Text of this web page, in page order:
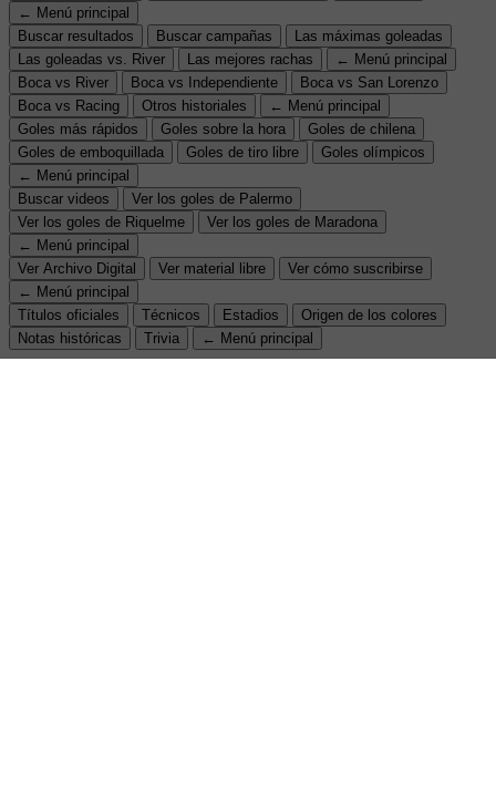
← Menú principal
Buscar resultados
Buscar campañas
Las máximas goleadas
Las goleadas vs. River
Las mejores rachas
← Menú principal
Boca vs River
Boca vs Independiente
Boca vs San Lorenzo
Boca vs Racing
Otros historiales
← Menú principal
Goles más rápidos
Goles sobre la hora
Goles de chilena
Goles de emboquillada
Goles de tiro libre
Goles olímpicos
← Menú principal
Buscar videos
Ver los goles de Palermo
Ver los goles de Riquelme
Ver los goles de Maradona
← Menú principal
Ver Archivo Digital
Ver material libre
Ver cómo suscribirse
← Menú principal
Títulos oficiales
Técnicos Estadios
Origen de los colores
Notas históricas
Trivia ← Menú principal